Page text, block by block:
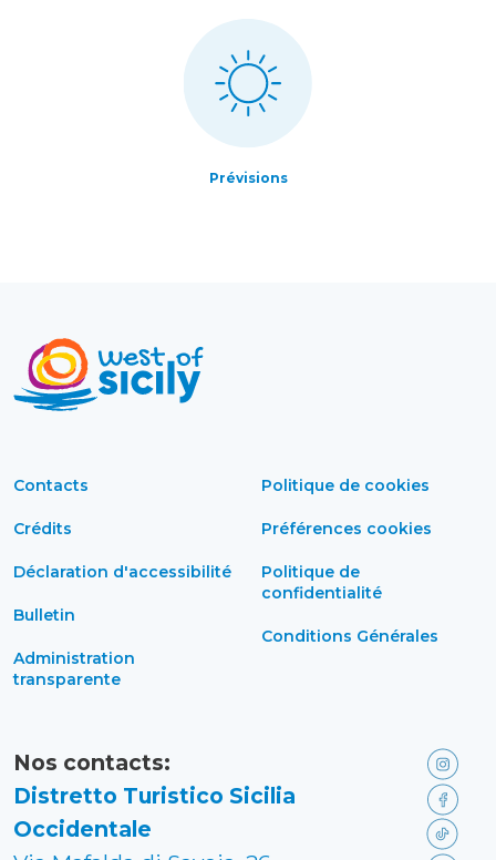
Prévisions
Contacts
Crédits
Déclaration d'accessibilité
Bulletin
Administration
transparente
Politique de cookies
Préférences cookies
Politique de
confidentialité
Conditions Générales
Nos contacts:
Distretto Turistico Sicilia
Occidentale